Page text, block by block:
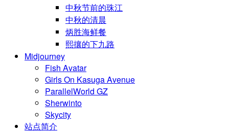
中秋节前的珠江
中秋的清晨
炳胜海鲜餐
熙攘的下九路
Midjourney
Fish Avatar
Girls On Kasuga Avenue
ParallelWorld GZ
Sherwinto
Skycity
站点简介